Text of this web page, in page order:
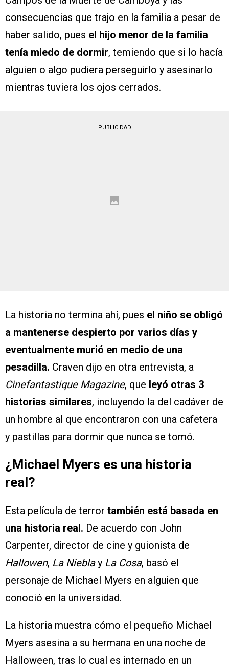
consecuencias que trajo en la familia a pesar de
haber salido, pues el hijo menor de la familia
tenía miedo de dormir, temiendo que si lo hacía
alguien o algo pudiera perseguirlo y asesinarlo
mientras tuviera los ojos cerrados.
PUBLICIDAD
La historia no termina ahí, pues el niño se obligó
a mantenerse despierto por varios días y
eventualmente murió en medio de una
pesadilla. Craven dijo en otra entrevista, a
Cinefantastique Magazine, que leyó otras 3
historias similares, incluyendo la del cadáver de
un hombre al que encontraron con una cafetera
y pastillas para dormir que nunca se tomó.
¿Michael Myers es una historia
real?
Esta película de terror también está basada en
una historia real. De acuerdo con John
Carpenter, director de cine y guionista de
Hallowen, La Nieblay La Cosa, basó el
personaje de Michael Myers en alguien que
conoció en la universidad.
La historia muestra cómo el pequeño Michael
Myers asesina a su hermana en una noche de
Halloween, tras lo cual es internado en un